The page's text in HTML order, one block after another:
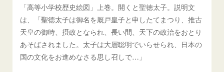
「高等小学校歴史絵図」上巻。開くと聖徳太子。説明文
は、「聖徳太子は御名を厩戸皇子と申したてまつり、推古
天皇の御時、摂政となられ、長い間、天下の政治をおとり
あそばされました。太子は大層聡明でいらせられ、日本の
国の文化をお進めなさる思し召しで…」